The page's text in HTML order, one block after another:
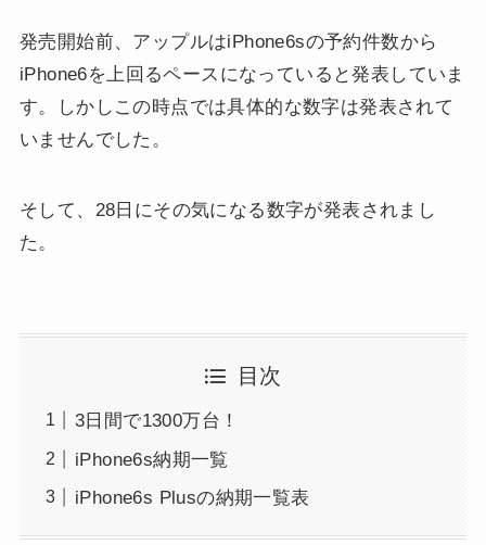
発売開始前、アップルはiPhone6sの予約件数から
iPhone6を上回るペースになっていると発表していま
す。しかしこの時点では具体的な数字は発表されて
いませんでした。
そして、28日にその気になる数字が発表されまし
た。
目次
3日間で1300万台！
iPhone6s納期一覧
iPhone6s Plusの納期一覧表